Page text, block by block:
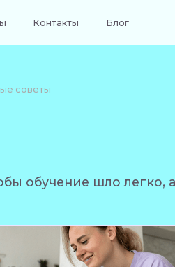
Контакты Блог
советы
обучение шло легко, а